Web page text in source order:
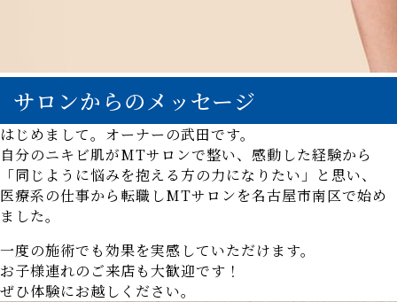
サロンからのメッセージ
はじめまして。オーナーの武田です。
自分のニキビ肌がMTサロンで整い、感動した経験から
「同じように悩みを抱える方の力になりたい」と思い、
医療系の仕事から転職しMTサロンを名古屋市南区で始め
ました。
一度の施術でも効果を実感していただけます。
お子様連れのご来店も大歓迎です！
ぜひ体験にお越しください。